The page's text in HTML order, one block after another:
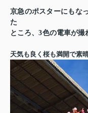
京急のポスターにもな
た
ところ、 3色の電車が撮
天気も良く桜も満開で素